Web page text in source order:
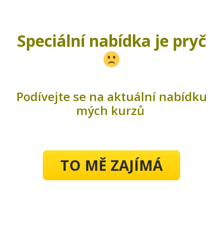
Speciální nabídka je pryč
Podívejte se na aktuální nabídku
mých kurzů
TO MĚ ZAJÍMÁ